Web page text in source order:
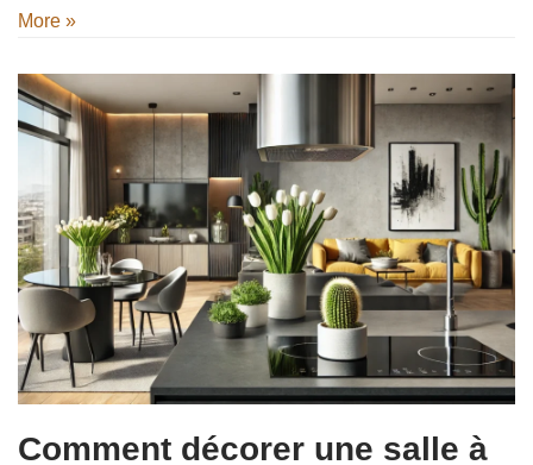
More »
Comment décorer une salle à